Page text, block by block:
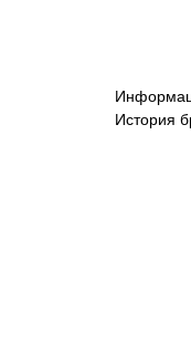
История